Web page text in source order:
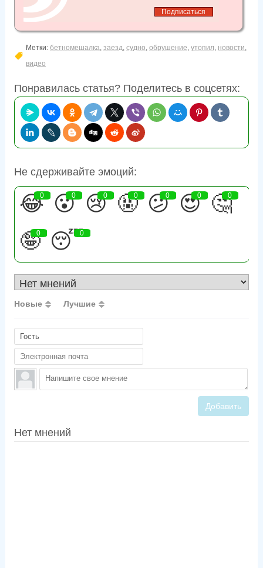
Метки: бетномешалка, заезд, судно, обрушение, утопил, новости,
видео
Понравилась статья? Поделитесь в соцсетях:
Не сдерживайте эмоций:
😂
0 😮
0 😢
0 🤬
0 😕
0 😍
0 🤔
0
🤪
0 😴
0
Новые Лучшие
Добавить
Нет мнений